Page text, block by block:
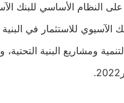
الأساسي للبنك
ومشاريع البنية التحتية،